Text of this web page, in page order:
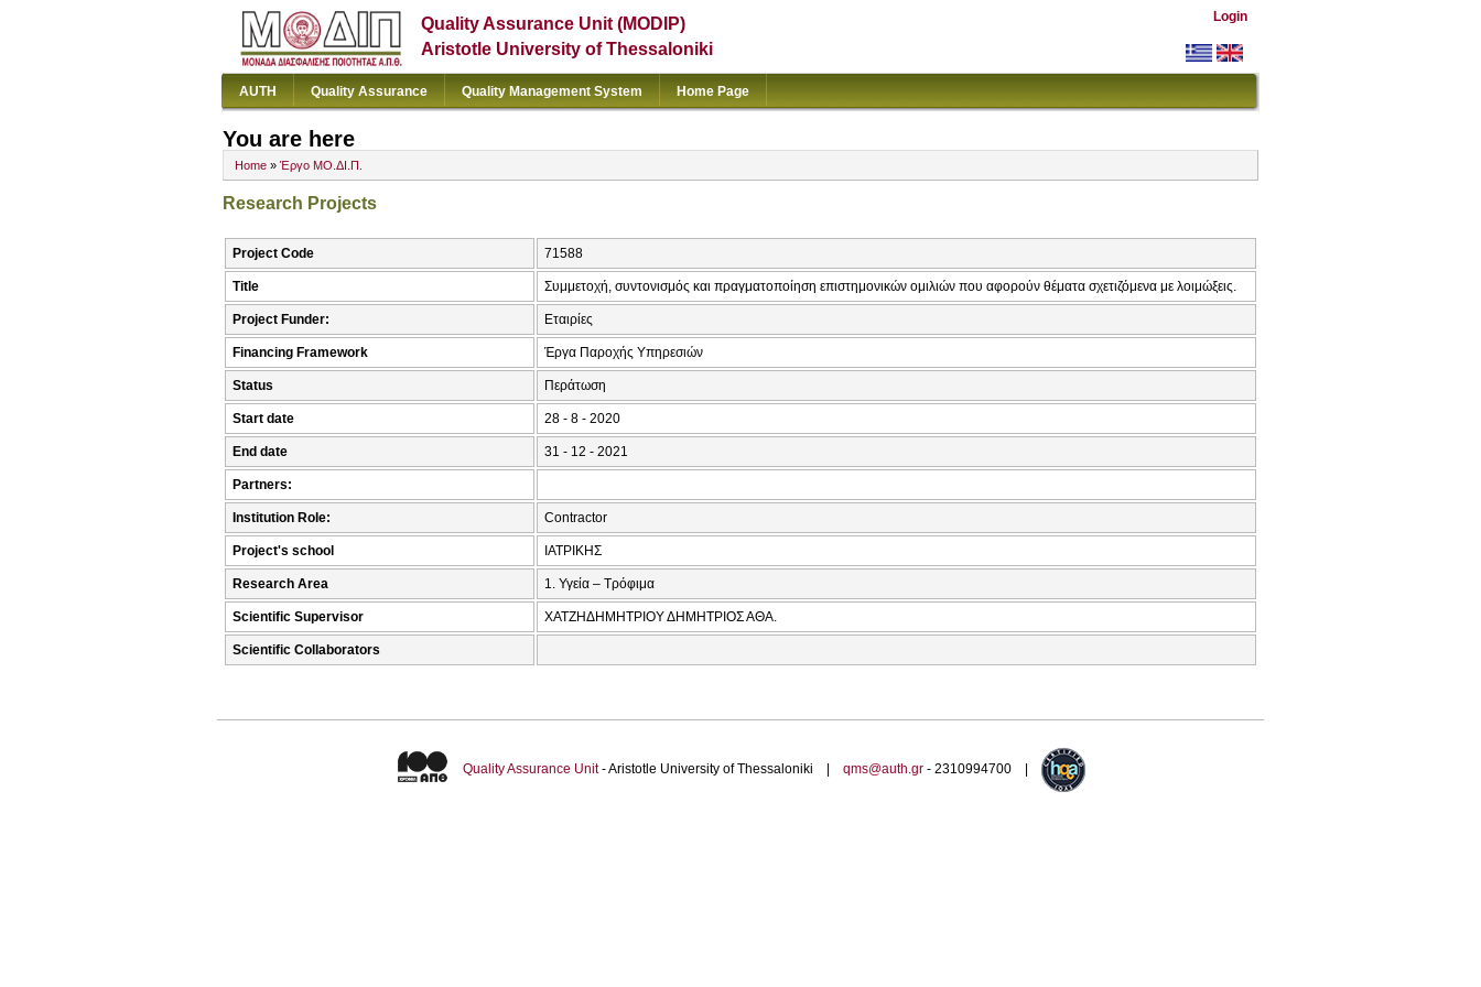
Quality Assurance Unit (MODIP)
Aristotle University of Thessaloniki
Login
AUTH Quality Assurance Quality Management System Home Page
You are here
Home » Έργο ΜΟ.ΔΙ.Π.
Research Projects
Project Code 71588
Title Συμμετοχή, συντονισμός και πραγματοποίηση επιστημονικών ομιλιών που αφορούν θέματα σχετιζόμενα με λοιμώξεις.
Project Funder: Εταιρίες
Financing Framework Έργα Παροχής Υπηρεσιών
Status Περάτωση
Start date 28 - 8 - 2020
End date 31 - 12 - 2021
Partners:
Institution Role: Contractor
Project's school ΙΑΤΡΙΚΗΣ
Research Area 1. Υγεία – Τρόφιμα
Scientific Supervisor ΧΑΤΖΗΔΗΜΗΤΡΙΟΥ ΔΗΜΗΤΡΙΟΣ ΑΘΑ.
Scientific Collaborators
Quality Assurance Unit- Aristotle University of Thessaloniki | qms@auth.gr- 2310994700 |